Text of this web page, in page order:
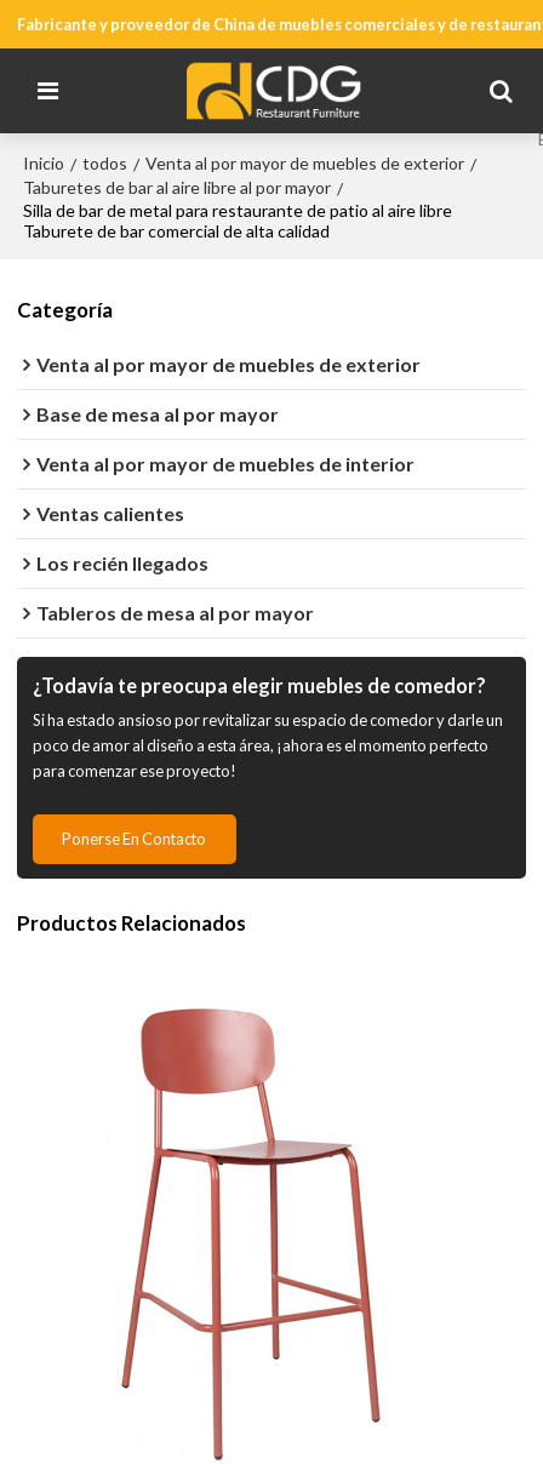
Fabricante y proveedor de China de muebles comerciales y de
Inicio / todos / Venta al por mayor de muebles de exterior /
Taburetes de bar al aire libre al por mayor /
Silla de bar de metal para restaurante de patio al aire libre
Taburete de bar comercial de alta calidad
Categoría
Venta al por mayor de muebles de exterior
Base de mesa al por mayor
Venta al por mayor de muebles de interior
Ventas calientes
Los recién llegados
Tableros de mesa al por mayor
¿Todavía te preocupa elegir muebles de comedor?
Si ha estado ansioso por revitalizar su espacio de comedor y darle un
poco de amor al diseño a esta área, ¡ahora es el momento perfecto
para comenzar ese proyecto!
Ponerse En Contacto
Productos Relacionados